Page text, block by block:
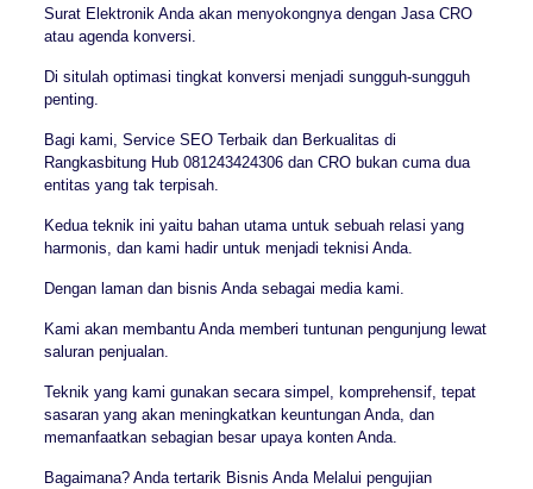
Surat Elektronik Anda akan menyokongnya dengan Jasa CRO
atau agenda konversi.
Di situlah optimasi tingkat konversi menjadi sungguh-sungguh
penting.
Bagi kami, Service SEO Terbaik dan Berkualitas di
Rangkasbitung Hub 081243424306 dan CRO bukan cuma dua
entitas yang tak terpisah.
Kedua teknik ini yaitu bahan utama untuk sebuah relasi yang
harmonis, dan kami hadir untuk menjadi teknisi Anda.
Dengan laman dan bisnis Anda sebagai media kami.
Kami akan membantu Anda memberi tuntunan pengunjung lewat
saluran penjualan.
Teknik yang kami gunakan secara simpel, komprehensif, tepat
sasaran yang akan meningkatkan keuntungan Anda, dan
memanfaatkan sebagian besar upaya konten Anda.
Bagaimana? Anda tertarik Bisnis Anda Melalui pengujian